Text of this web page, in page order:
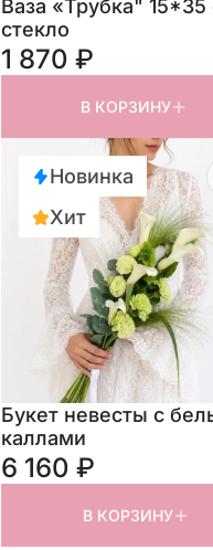
Ваза «Трубка" 15*35
стекло
1 870 ₽
В КОРЗИНУ
Новинка
Хит
Букет невесты с
каллами
6 160 ₽
В КОРЗИНУ